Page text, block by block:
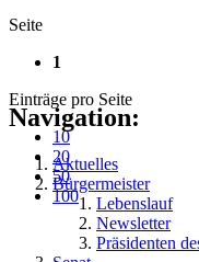
Seite
1
Einträge pro Seite
10
20
50
100
Navigation:
Aktuelles
Bürgermeister
Lebenslauf
Newsletter
Präsidenten